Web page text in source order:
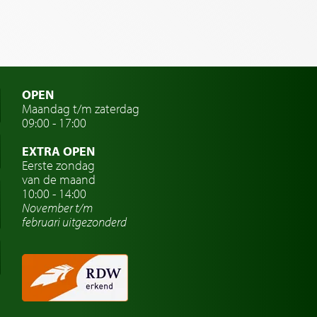
OPEN
Maandag t/m zaterdag
09:00 - 17:00
EXTRA OPEN
Eerste zondag
van de maand
10:00 - 14:00
November t/m
februariuitgezonderd